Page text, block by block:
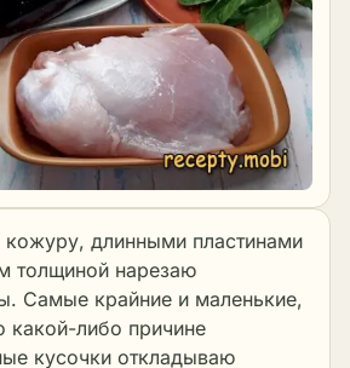
кожуру, длинными пластинами
толщиной нарезаю
Самые крайние и маленькие,
какой-либо причине
кусочки откладываю